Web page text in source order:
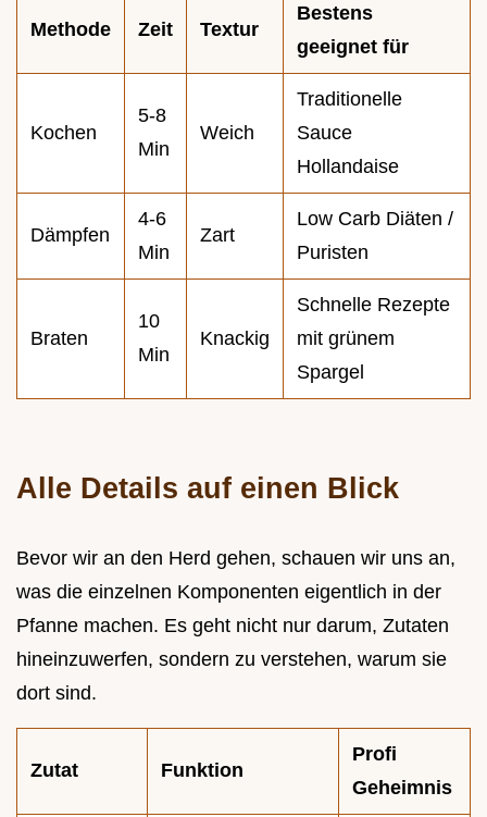
Methode Zeit Textur
Bestens
geeignet für
Kochen
5-8
Min
Weich
Traditionelle
Sauce
Hollandaise
Dämpfen
4-6
Min
Zart
Low Carb Diäten /
Puristen
Braten
10
Min
Knackig
Schnelle Rezepte
mit grünem
Spargel
Alle Details auf einen Blick
Bevor wir an den Herd gehen, schauen wir uns an,
was die einzelnen Komponenten eigentlich in der
Pfanne machen. Es geht nicht nur darum, Zutaten
hineinzuwerfen, sondern zu verstehen, warum sie
dort sind.
Zutat Funktion
Profi
Geheimnis